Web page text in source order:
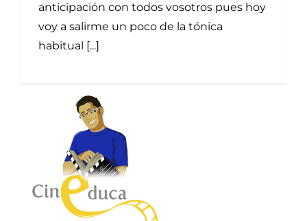
anticipación con todos vosotros pues hoy
voy a salirme un poco de la tónica
habitual [...]